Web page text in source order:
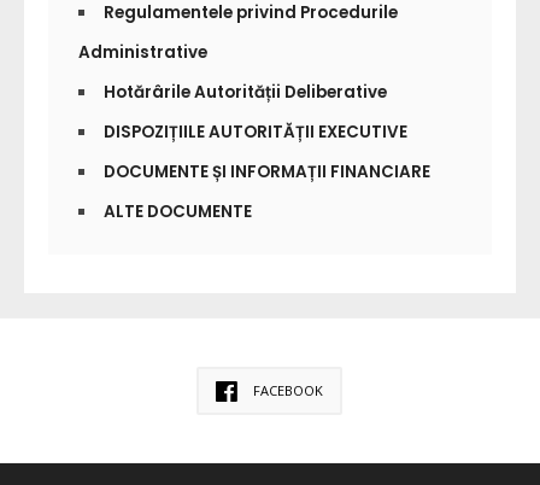
Regulamentele privind Procedurile
Administrative
Hotărârile Autorității Deliberative
DISPOZIȚIILE AUTORITĂȚII EXECUTIVE
DOCUMENTE ȘI INFORMAȚII FINANCIARE
ALTE DOCUMENTE
FACEBOOK